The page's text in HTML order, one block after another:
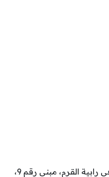
التوجه إلى مقر الشركة في رابية القرم، مبنى رقم 9،